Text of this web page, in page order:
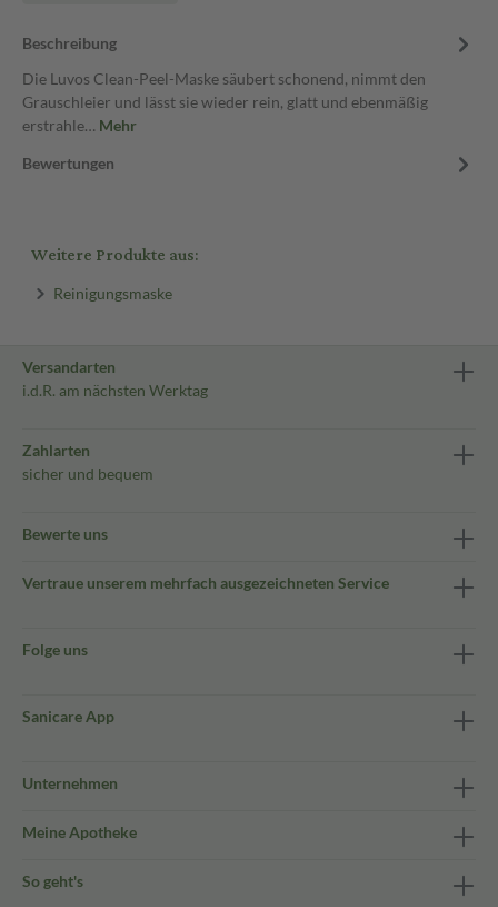
Beschreibung
Die Luvos Clean-Peel-Maske säubert schonend, nimmt den
Grauschleier und lässt sie wieder rein, glatt und ebenmäßig
erstrahle… Mehr
Bewertungen
Weitere Produkte aus:
Reinigungsmaske
Versandarten
i.d.R. am nächsten Werktag
Zahlarten
sicher und bequem
Bewerte uns
Vertraue unserem mehrfach ausgezeichneten Service
Folge uns
Sanicare App
Unternehmen
Meine Apotheke
So geht's